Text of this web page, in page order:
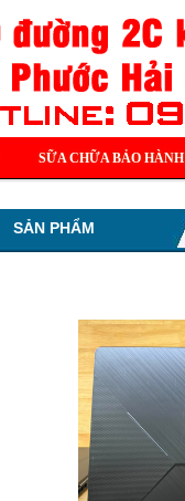
SỮA CHỮA BẢO HÀNH
SẢN PHẨM